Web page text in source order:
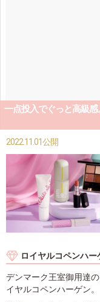
一点投入でぐっと高級
2022.11.01公開
ロイヤルコペンハ
デンマーク王室御用達
イヤルコペンハーゲン。